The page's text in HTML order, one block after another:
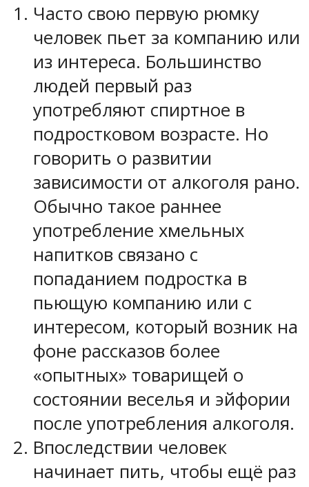
Часто свою первую рюмку
человек пьет за компанию или
из интереса. Большинство
людей первый раз
употребляют спиртное в
подростковом возрасте. Но
говорить о развитии
зависимости от алкоголя рано.
Обычно такое раннее
употребление хмельных
напитков связано с
попаданием подростка в
пьющую компанию или с
интересом, который возник на
фоне рассказов более
«опытных» товарищей о
состоянии веселья и эйфории
после употребления алкоголя.
Впоследствии человек
начинает пить, чтобы ещё раз